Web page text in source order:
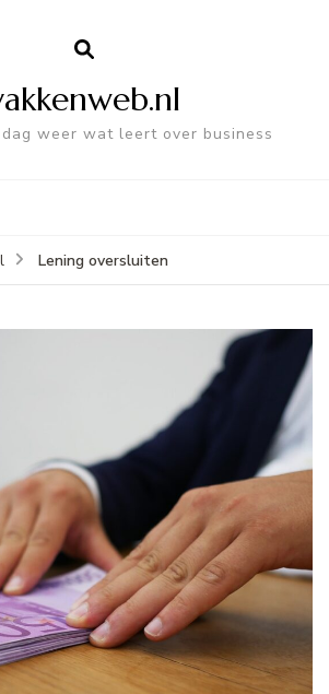
weer wat leert over business
Lening oversluiten